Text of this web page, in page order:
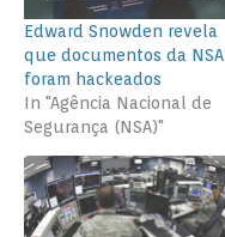
Edward Snowden revela
que documentos da NSA
foram hackeados
In "Agência Nacional de
Segurança (NSA)"